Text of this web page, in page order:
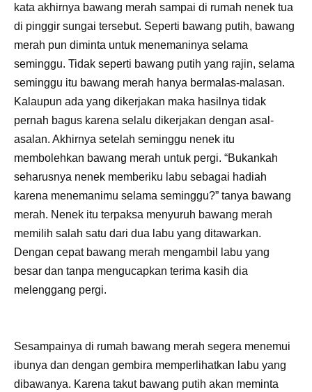
kata akhirnya bawang merah sampai di rumah nenek tua
di pinggir sungai tersebut. Seperti bawang putih, bawang
merah pun diminta untuk menemaninya selama
seminggu. Tidak seperti bawang putih yang rajin, selama
seminggu itu bawang merah hanya bermalas-malasan.
Kalaupun ada yang dikerjakan maka hasilnya tidak
pernah bagus karena selalu dikerjakan dengan asal-
asalan. Akhirnya setelah seminggu nenek itu
membolehkan bawang merah untuk pergi. “Bukankah
seharusnya nenek memberiku labu sebagai hadiah
karena menemanimu selama seminggu?” tanya bawang
merah. Nenek itu terpaksa menyuruh bawang merah
memilih salah satu dari dua labu yang ditawarkan.
Dengan cepat bawang merah mengambil labu yang
besar dan tanpa mengucapkan terima kasih dia
melenggang pergi.
Sesampainya di rumah bawang merah segera menemui
ibunya dan dengan gembira memperlihatkan labu yang
dibawanya. Karena takut bawang putih akan meminta